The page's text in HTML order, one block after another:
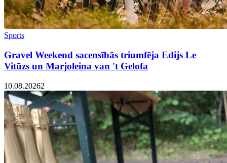
Sports
Gravel Weekend sacensībās triumfēja Edijs Le
Vitūzs un Marjoleina van 't Gelofa
10.08.20262